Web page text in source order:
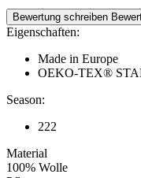
Bewertung schreiben
Eigenschaften:
Made in Europe
OEKO-TEX®
Season:
222
Material
100% Wolle